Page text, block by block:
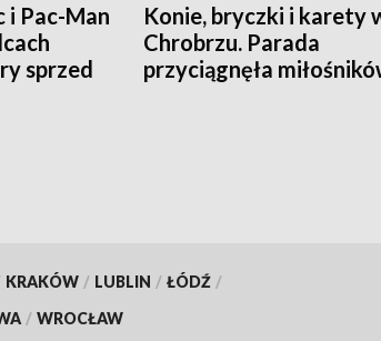
i Pac-Man
sprzed
Konie, bryczki i karety
Chrobrzu. Parada
przyciągnęła
KRAKÓW / LUBLIN / ŁÓDŹ /
/ WROCŁAW